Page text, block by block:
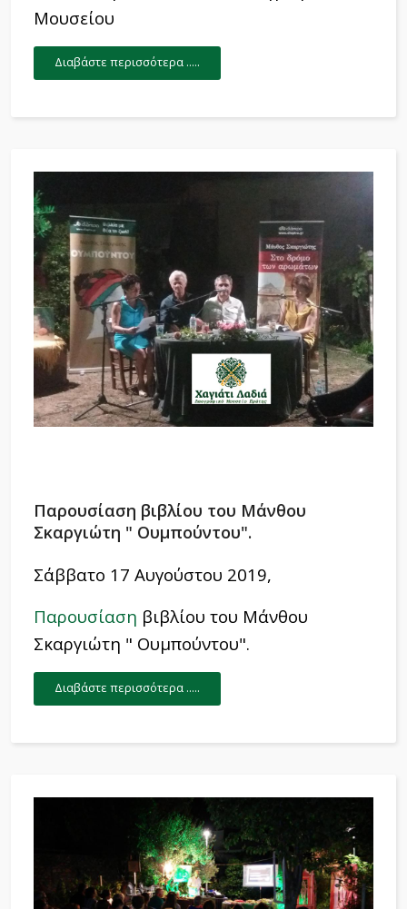
Μουσείου
Διαβάστε περισσότερα .....
Παρουσίαση βιβλίου του Μάνθου
Σκαργιώτη " Ουμπούντου".
Σάββατο 17 Αυγούστου 2019,
Παρουσίαση βιβλίου του Μάνθου
Σκαργιώτη " Ουμπούντου".
Διαβάστε περισσότερα .....